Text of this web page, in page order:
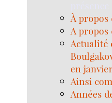
À propos
A
Actualité
en
Ainsi
Années